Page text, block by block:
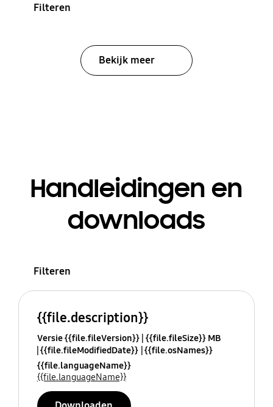
Filteren
Bekijk meer
Handleidingen en
downloads
Filteren
{{file.description}}
Versie {{file.fileVersion}} {{file.fileSize}} MB
{{file.fileModifiedDate}} {{file.osNames}}
{{file.languageName}}
{{file.languageName}}